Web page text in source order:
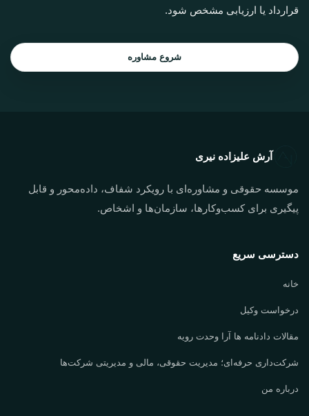
قرارداد یا ارزیابی مشخص شود.
شروع مشاوره
آرش علیزاده نیری
موسسه حقوقی و مشاوره‌ای با رویکرد شفاف، داده‌محور و قابل
پیگیری برای کسب‌وکارها، سازمان‌ها و اشخاص.
دسترسی سریع
خانه
درخواست وکیل
مقالات دادنامه ها آرا وحدت رویه
شرکت‌داری حرفه‌ای؛ مدیریت حقوقی، مالی و مدیریتی شرکت‌ها
درباره من